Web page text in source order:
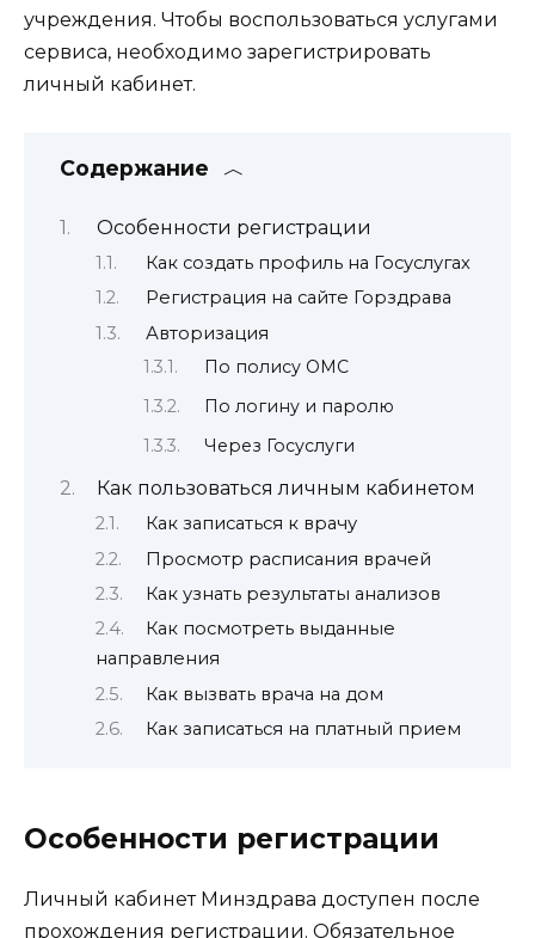
учреждения. Чтобы воспользоваться услугами
сервиса, необходимо зарегистрировать
личный кабинет.
Содержание
Особенности регистрации
Как создать профиль на Госуслугах
Регистрация на сайте Горздрава
Авторизация
По полису ОМС
По логину и паролю
Через Госуслуги
Как пользоваться личным кабинетом
Как записаться к врачу
Просмотр расписания врачей
Как узнать результаты анализов
Как посмотреть выданные
направления
Как вызвать врача на дом
Как записаться на платный прием
Особенности регистрации
Личный кабинет Минздрава доступен после
прохождения регистрации. Обязательное